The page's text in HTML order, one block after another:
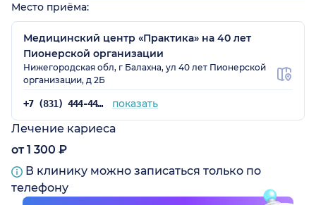
Место приёма:
Медицинский центр «Практика» на 40 лет
Пионерской организации
Нижегородская обл, г Балахна, ул 40 лет Пионерской
организации, д 2Б
+7 (831) 444-44-25 показать
Лечение кариеса
от 1 300 ₽
В клинику можно записаться только по
телефону